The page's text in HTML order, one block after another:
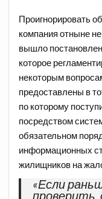
Проигнорировать
компания отныне
вышло
которое
некоторым
предоставлены в
по которому
посредством
обязательном
информационных
жилищников на
«Если
проверить,